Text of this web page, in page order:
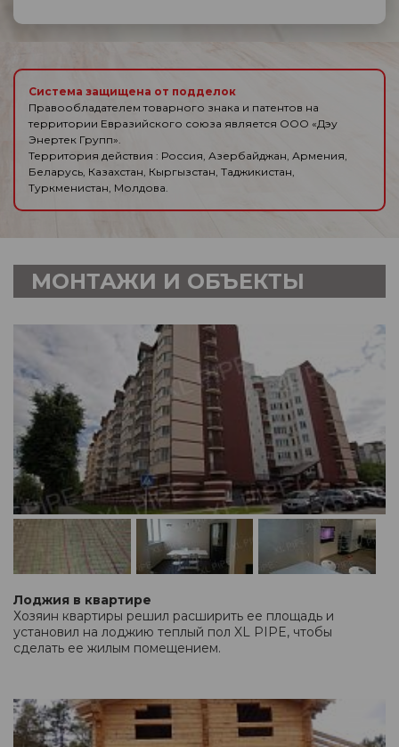
Система защищена от подделок
Правообладателем товарного знака и патентов на
территории Евразийского союза является ООО «Дэу
Энертек Групп».
Территория действия : Россия, Азербайджан, Армения,
Беларусь, Казахстан, Кыргызстан, Таджикистан,
Туркменистан, Молдова.
МОНТАЖИ И ОБЪЕКТЫ
Лоджия в квартире
Хозяин квартиры решил расширить ее площадь и
установил на лоджию теплый пол XL PIPE, чтобы
сделать ее жилым помещением.